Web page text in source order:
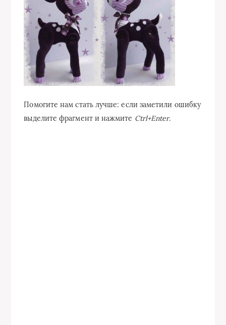
Помогите нам стать лучше: если заметили ошибку
выделите фрагмент и нажмите Ctrl+Enter.